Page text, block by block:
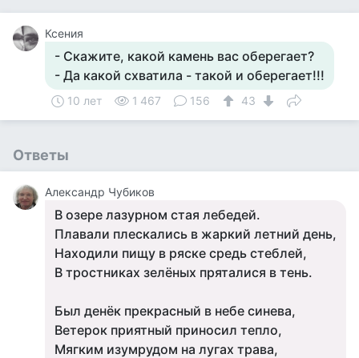
Ксения
- Скажите, какой камень вас оберегает?
- Да какой схватила - такой и оберегает!!!
10 лет 1 467 156 43
Ответы
Александр Чубиков
В озере лазурном стая лебедей.
Плавали плескались в жаркий летний день,
Находили пищу в ряске средь стеблей,
В тростниках зелёных пряталися в тень.
Был денёк прекрасный в небе синева,
Ветерок приятный приносил тепло,
Мягким изумрудом на лугах трава,